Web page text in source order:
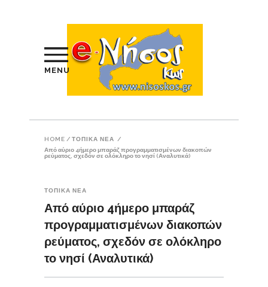
MENU
HOME / ΤΟΠΙΚΑ ΝΕΑ
/
Από αύριο 4ήμερο μπαράζ προγραμματισμένων διακοπών
ρεύματος, σχεδόν σε ολόκληρο το νησί (Αναλυτικά)
ΤΟΠΙΚΑ ΝΕΑ
Από αύριο 4ήμερο μπαράζ
προγραμματισμένων διακοπών
ρεύματος, σχεδόν σε ολόκληρο
το νησί (Αναλυτικά)